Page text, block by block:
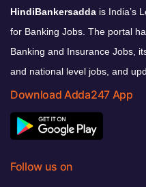
HindiBankersadda is India’s
for Banking Jobs. The portal
Banking and Insurance Jobs,
and national level jobs, and
Download Adda247 App
Follow us on